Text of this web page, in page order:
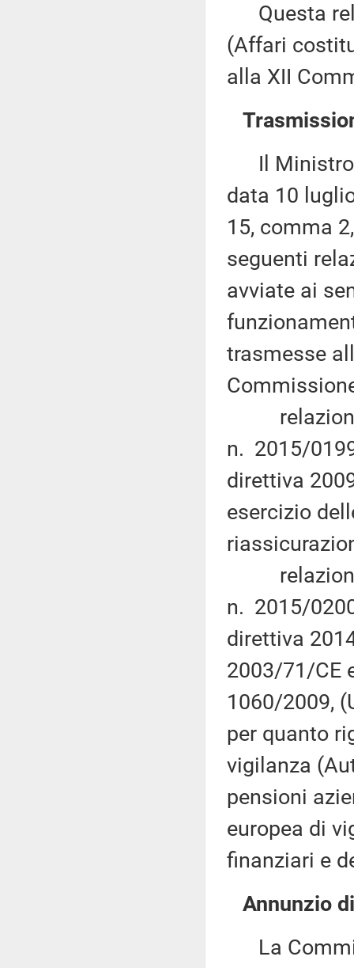
Questa
(Affari
alla XII
Il Ministro
data 10
15, comma
seguenti
avviate ai
trasmesse
relazione
n. 2015/
direttiva
esercizio
relazione
n. 2015/
direttiva
2003/71/CE
1060/2009,
per quanto
vigilanza
pensioni
europea di
finanziari e
Annunzio
La